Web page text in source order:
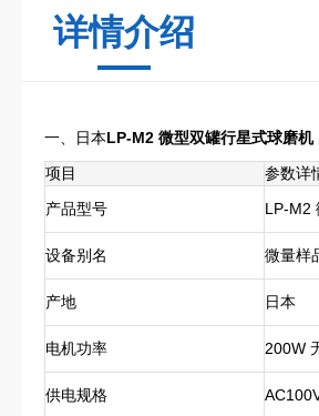
详情介绍
一、日本LP-M2 微型双罐行星式球磨机
项目
参数详
产品型号
LP-M2
设备别名 微量样
产地 日本
电机功率 200W
供电规格